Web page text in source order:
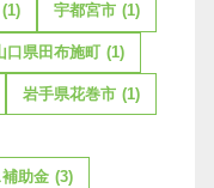
(1) 宇都宮市 (1)
口県田布施町 (1)
岩手県花巻市 (1)
助金 (3)